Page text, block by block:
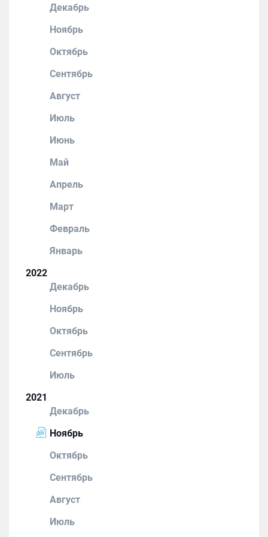
Декабрь
Ноябрь
Октябрь
Сентябрь
Август
Июль
Июнь
Май
Апрель
Март
Февраль
Январь
2022
Декабрь
Ноябрь
Октябрь
Сентябрь
Июль
2021
Декабрь
Ноябрь
Октябрь
Сентябрь
Август
Июль